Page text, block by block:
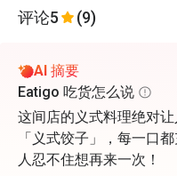
评论5 (9)
AI 摘要
Eatigo 吃货怎么说
这间店的义式料理绝对
「义式饺子」，每一口
人忍不住想再来一次！